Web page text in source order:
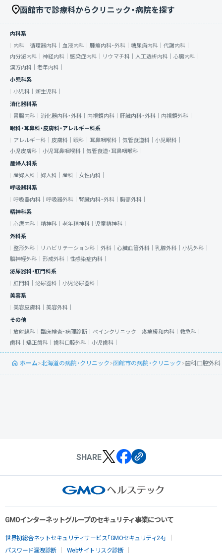
函館市で診療科からクリニック・病院を探す
内科系
内科｜ 循環器内科｜ 血液内科｜ 腫瘍内科・外科｜ 糖尿病内科｜ 代謝内科｜
内分泌内科｜ 神経内科｜ 感染症内科｜ リウマチ科｜ 人工透析内科｜ 心臓内科｜
漢方内科｜ 老年内科｜
小児科系
小児科｜ 新生児科｜
消化器科系
胃腸内科｜ 消化器内科・外科｜ 内視鏡内科｜ 肝臓内科・外科｜ 内視鏡外科｜
眼科・耳鼻科・皮膚科・アレルギー科系
アレルギー科｜ 皮膚科｜ 眼科｜ 耳鼻咽喉科｜ 気管食道科｜ 小児眼科｜
小児皮膚科｜ 小児耳鼻咽喉科｜ 気管食道・耳鼻咽喉科｜
産婦人科系
産婦人科｜ 婦人科｜ 産科｜ 女性内科｜
呼吸器科系
呼吸器内科｜ 呼吸器外科｜ 腎臓内科・外科｜ 胸部外科｜
精神科系
心療内科｜ 精神科｜ 老年精神科｜ 児童精神科｜
外科系
整形外科｜
リハビリテーション科｜ 外科｜ 心臓血管外科｜ 乳腺外科｜ 小児外科｜
脳神経外科｜ 形成外科｜ 性感染症内科｜
泌尿器科・肛門科系
肛門科｜ 泌尿器科｜ 小児泌尿器科｜
美容系
美容皮膚科｜ 美容外科｜
その他
放射線科｜ 臨床検査・病理診断｜ ペインクリニック｜ 疼痛緩和内科｜ 救急科｜
歯科｜ 矯正歯科｜ 歯科口腔外科｜ 小児歯科｜
ホーム>北海道の病院・クリニック>函館市の病院・クリニック>歯科口腔外科
SHARE
GMOインターネットグループのセキュリティ事業について
世界初総合ネットセキュリティサービス「GMOセキュリティ24」
パスワード漏洩診断
Webサイトリスク診断